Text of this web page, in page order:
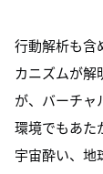
行動解析も含
カニズムが解
が、バーチャ
環境でもあた
宇宙酔い、地